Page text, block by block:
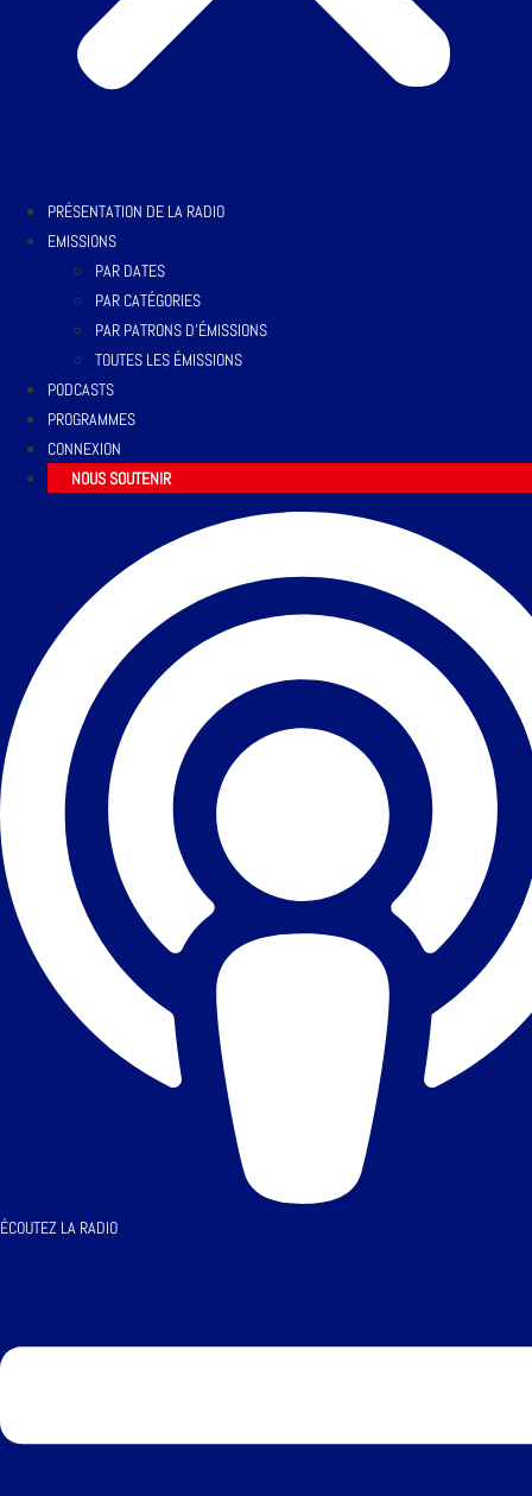
PRÉSENTATION DE LA RADIO
EMISSIONS
PAR DATES
PAR CATÉGORIES
PAR PATRONS D’ÉMISSIONS
TOUTES LES ÉMISSIONS
PODCASTS
PROGRAMMES
CONNEXION
NOUS SOUTENIR
ÉCOUTEZ LA RADIO